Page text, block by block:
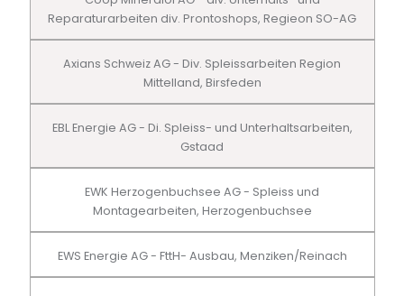
Reparaturarbeiten div. Prontoshops, Regieon SO-AG
Axians Schweiz AG - Div. Spleissarbeiten Region
Mittelland, Birsfeden
EBL Energie AG - Di. Spleiss- und Unterhaltsarbeiten,
Gstaad
EWK Herzogenbuchsee AG - Spleiss und
Montagearbeiten, Herzogenbuchsee
EWS Energie AG - FttH- Ausbau, Menziken/Reinach